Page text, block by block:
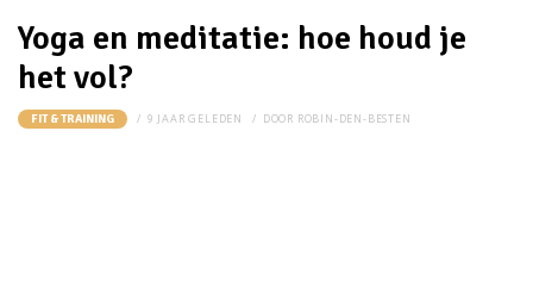
Yoga en meditatie: hoe houd je
het vol?
FIT & TRAINING 9 JAAR GELEDEN DOOR ROBIN-DEN-BESTEN